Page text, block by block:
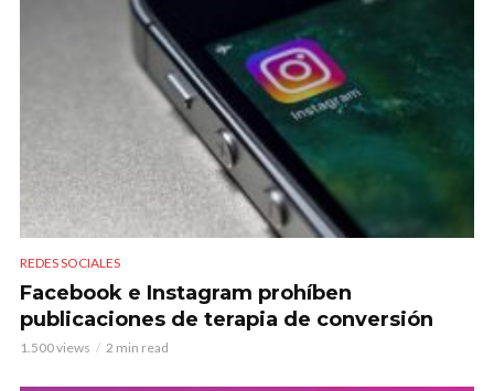
REDES SOCIALES
Facebook e Instagram prohíben
publicaciones de terapia de conversión
1.500 views 2 min read